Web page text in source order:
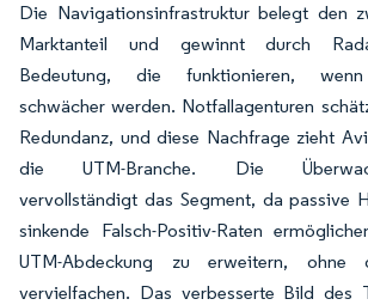
Die Navigationsinfrastruktur belegt den
Marktanteil und gewinnt durch
Bedeutung, die funktionieren, wenn
schwächer werden. Notfallagenturen
Redundanz, und diese Nachfrage zieht
die UTM-Branche. Die
vervollständigt das Segment, da passive
sinkende Falsch-Positiv-Raten
UTM-Abdeckung zu erweitern, ohne
vervielfachen. Das verbesserte Bild des